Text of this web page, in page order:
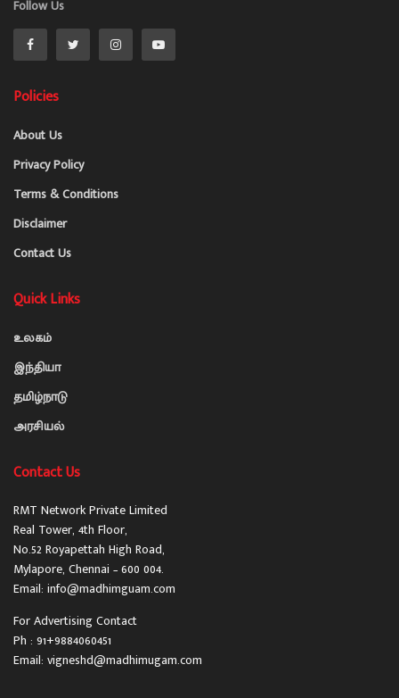
Follow Us
Policies
About Us
Privacy Policy
Terms & Conditions
Disclaimer
Contact Us
Quick Links
உலகம்
இந்தியா
தமிழ்நாடு
அரசியல்
Contact Us
RMT Network Private Limited
Real Tower, 4th Floor,
No.52 Royapettah High Road,
Mylapore, Chennai – 600 004.
Email: info@madhimguam.com
For Advertising Contact
Ph : 91+9884060451
Email: vigneshd@madhimugam.com